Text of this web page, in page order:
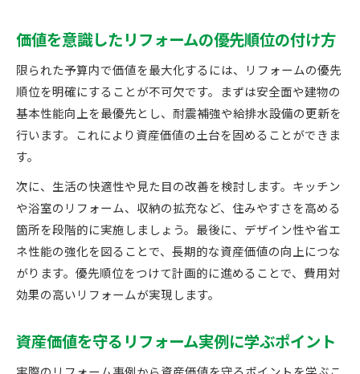
リフォームと建て替えどちらが価値を高めるか
リフォーム計画で損しないための重要な視点
資産価値変動を見越したリフォームの決め方
売却時にも強いリフォーム価値の作り方
価値を意識したリフォームの優先順位の付け方
限られた予算内で価値を最大化するには、リフォームの優先
順位を明確にすることが不可欠です。まずは安全面や建物の
基本性能向上を最優先とし、耐震補強や給排水設備の更新を
行います。これにより資産価値の土台を固めることができま
す。
次に、生活の快適性や見た目の改善を検討します。キッチン
や浴室のリフォーム、収納の拡充など、住みやすさを高める
箇所を段階的に実施しましょう。最後に、デザイン性や省エ
ネ性能の強化を図ることで、長期的な資産価値の向上につな
がります。優先順位をつけて計画的に進めることで、費用対
効果の高いリフォームが実現します。
資産価値を守るリフォーム実例に学ぶポイント